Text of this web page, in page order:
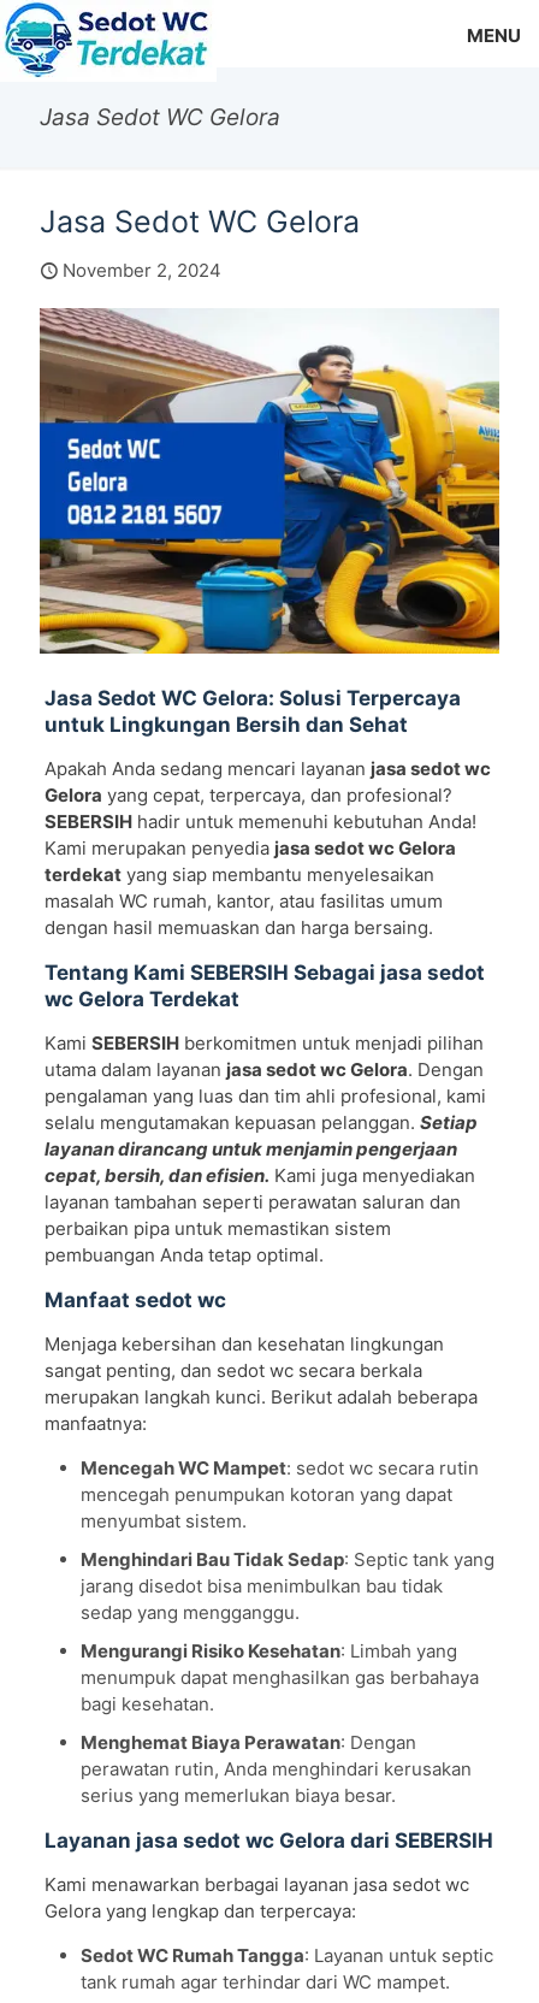
MENU
Jasa Sedot WC Gelora
Jasa Sedot WC Gelora
November 2, 2024
Jasa Sedot WC Gelora: Solusi Terpercaya
untuk Lingkungan Bersih dan Sehat
Apakah Anda sedang mencari layanan jasa sedot wc
Gelora yang cepat, terpercaya, dan profesional?
SEBERSIHhadir untuk memenuhi kebutuhan Anda!
Kami merupakan penyedia jasa sedot wc Gelora
terdekatyang siap membantu menyelesaikan
masalah WC rumah, kantor, atau fasilitas umum
dengan hasil memuaskan dan harga bersaing.
Tentang Kami SEBERSIH Sebagai jasa sedot
wc Gelora Terdekat
Kami SEBERSIHberkomitmen untuk menjadi pilihan
utama dalam layanan jasa sedot wc Gelora. Dengan
pengalaman yang luas dan tim ahli profesional, kami
selalu mengutamakan kepuasan pelanggan. Setiap
layanan dirancang untuk menjamin pengerjaan
cepat, bersih, dan efisien. Kami juga menyediakan
layanan tambahan seperti perawatan saluran dan
perbaikan pipa untuk memastikan sistem
pembuangan Anda tetap optimal.
Manfaat sedot wc
Menjaga kebersihan dan kesehatan lingkungan
sangat penting, dan sedot wc secara berkala
merupakan langkah kunci. Berikut adalah beberapa
manfaatnya:
Mencegah WC Mampet: sedot wc secara rutin
mencegah penumpukan kotoran yang dapat
menyumbat sistem.
Menghindari Bau Tidak Sedap: Septic tank yang
jarang disedot bisa menimbulkan bau tidak
sedap yang mengganggu.
Mengurangi Risiko Kesehatan: Limbah yang
menumpuk dapat menghasilkan gas berbahaya
bagi kesehatan.
Menghemat Biaya Perawatan: Dengan
perawatan rutin, Anda menghindari kerusakan
serius yang memerlukan biaya besar.
Layanan jasa sedot wc Gelora dari SEBERSIH
Kami menawarkan berbagai layanan jasa sedot wc
Gelora yang lengkap dan terpercaya:
Sedot WC Rumah Tangga: Layanan untuk septic
tank rumah agar terhindar dari WC mampet.